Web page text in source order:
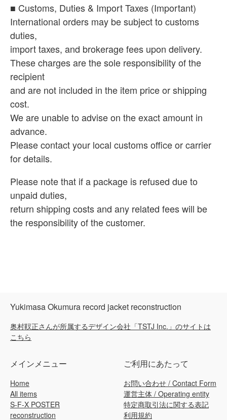
■ Customs, Duties & Import Taxes (Important)
International orders may be subject to customs
duties,
import taxes, and brokerage fees upon delivery.
These charges are the sole responsibility of the
recipient
and are not included in the item price or shipping
cost.
We are unable to advise on the exact amount in
advance.
Please contact your local customs office or carrier
for details.
Please note that if a package is refused due to
unpaid duties,
return shipping costs and any related fees will be
the responsibility of the customer.
Yukimasa Okumura record jacket reconstruction
奥村靫正さんが所属するデザイン会社「TSTJ Inc.」のサイトは
こちら
メインメニュー
Home
All items
S-F-X POSTER
reconstruction
ご利用にあたって
お問い合わせ / Contact Form
運営主体 / Operating entity
特定商取引法に関する表記
利用規約